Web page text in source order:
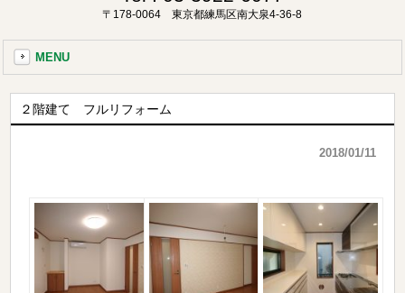
〒178-0064 東京都練馬区南大泉4-36-8
MENU
２階建て フルリフォーム
2018/01/11